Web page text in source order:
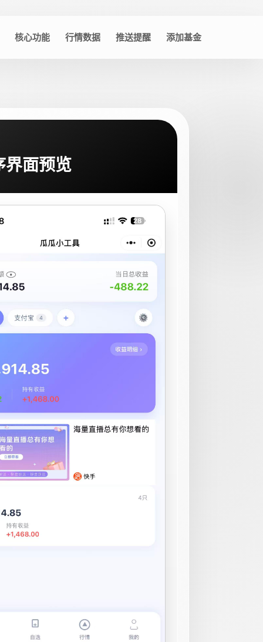
核心功能 行情数据 推送提醒 添加基金
界面预览